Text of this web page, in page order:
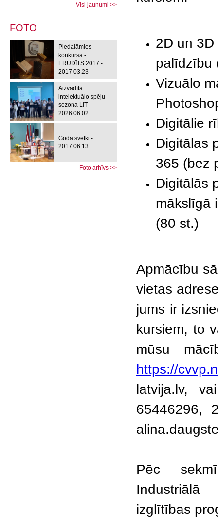
Visi jaunumi >>
FOTO
Piedalāmies
konkursā -
ERUDĪTS 2017 -
2017.03.23
Aizvadīta
intelektuālo spēļu
sezona LIT -
2026.06.02
Goda svētki -
2017.06.13
Foto arhīvs >>
2D un
palīdzību
Vizuālo
Digitālie
Digitālas
365 (bez
Digitālās
mākslīgā
(80 st.)
Apmācību
vietas
jums ir
kursiem, to
mūsu
https://
latvija.lv,
65446296,
Pēc
Industriālā
izglītības